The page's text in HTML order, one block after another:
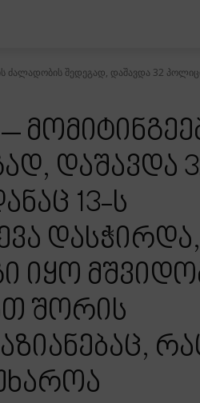
ძალადობის შედეგად, დაშავდა 32
დაშავდა
13-ს
დასჭირდა,
იყო
შორის